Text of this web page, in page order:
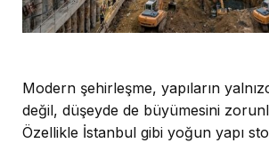
Modern şehirleşme, yapıların
değil, düşeyde de büyümesini
Özellikle İstanbul gibi yoğun yapı